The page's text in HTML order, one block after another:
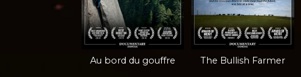
Au bord du gouffre The Bullish Farmer